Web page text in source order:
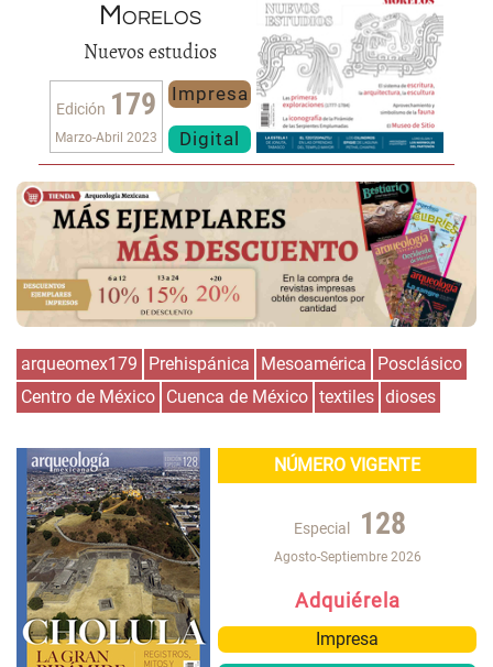
Morelos
Nuevos estudios
Edición 179
Marzo-Abril 2023
Impresa
Digital
arqueomex179 Prehispánica Mesoamérica
Posclásico
Centro de México Cuenca de México textiles dioses
NÚMERO VIGENTE
Especial 128
Agosto-Septiembre 2026
Adquiérela
Impresa